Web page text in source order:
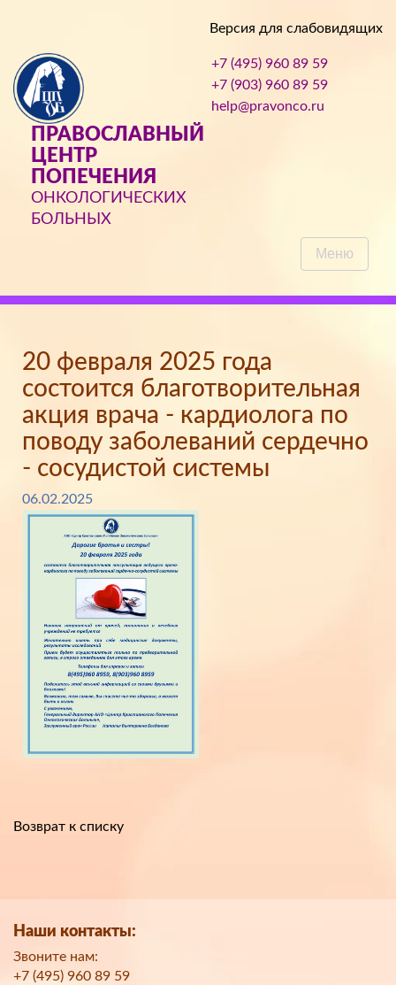
Версия для слабовидящих
ПРАВОСЛАВНЫЙ
ЦЕНТР
ПОПЕЧЕНИЯ
ОНКОЛОГИЧЕСКИХ
БОЛЬНЫХ
+7 (495) 960 89 59
+7 (903) 960 89 59
help@pravonco.ru
Меню
20 февраля 2025 года
состоится благотворительная
акция врача - кардиолога по
поводу заболеваний сердечно
- сосудистой системы
06.02.2025
Возврат к списку
Наши контакты:
Звоните нам:
+7 (495) 960 89 59